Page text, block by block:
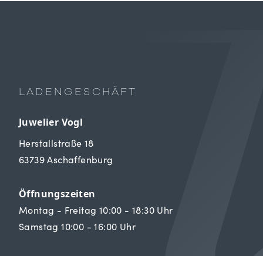
LADENGESCHÄFT
Juwelier Vogl
Herstallstraße 18
63739 Aschaffenburg
Öffnungszeiten
Montag - Freitag 10:00 - 18:30 Uhr
Samstag 10:00 - 16:00 Uhr